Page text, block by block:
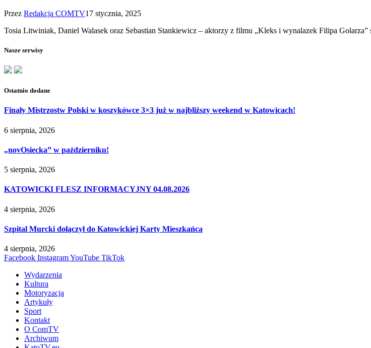
Przez Redakcja COMTV17 stycznia, 2025
Tosia Litwiniak, Daniel Walasek oraz Sebastian Stankiewicz – aktorzy z filmu „Kleks i wynalazek Filipa
Nasze serwisy
Ostatnio dodane
Finały Mistrzostw Polski w koszykówce 3×3 już w najbliższy weekend w Katowicach!
6 sierpnia, 2026
„novOsiecka” w październiku!
5 sierpnia, 2026
KATOWICKI FLESZ INFORMACYJNY 04.08.2026
4 sierpnia, 2026
Szpital Murcki dołączył do Katowickiej Karty Mieszkańca
4 sierpnia, 2026
Facebook InstagramYouTube TikTok
Wydarzenia
Kultura
Motoryzacja
Artykuły
Sport
Kontakt
O ComTV
Archiwum